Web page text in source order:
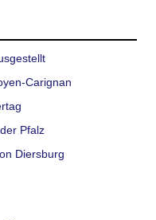
Carignan
Pfalz
Diersburg